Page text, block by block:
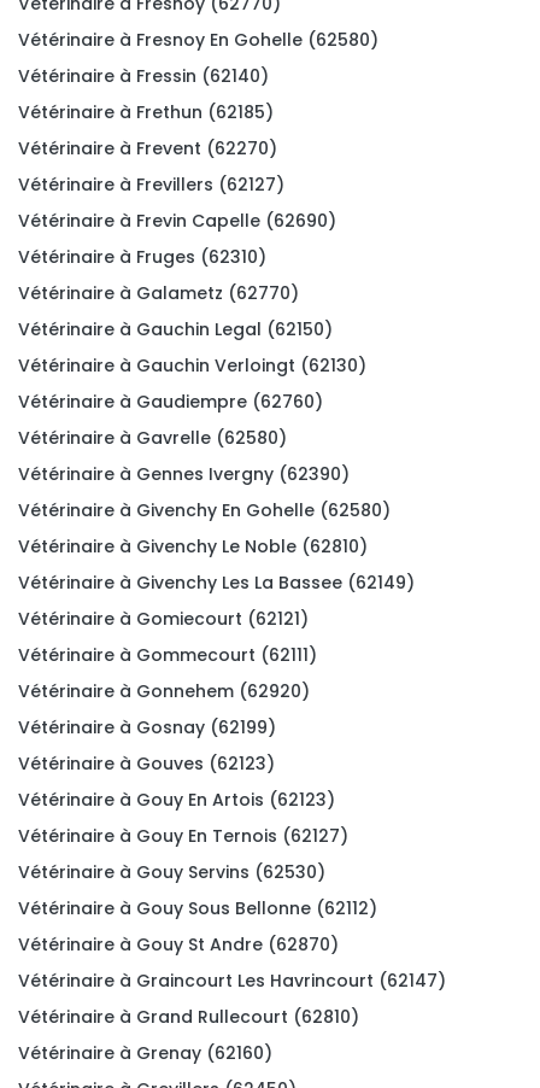
Vétérinaire à Fresnoy En Gohelle (62580)
Vétérinaire à Fressin (62140)
Vétérinaire à Frethun (62185)
Vétérinaire à Frevent (62270)
Vétérinaire à Frevillers (62127)
Vétérinaire à Frevin Capelle (62690)
Vétérinaire à Fruges (62310)
Vétérinaire à Galametz (62770)
Vétérinaire à Gauchin Legal (62150)
Vétérinaire à Gauchin Verloingt (62130)
Vétérinaire à Gaudiempre (62760)
Vétérinaire à Gavrelle (62580)
Vétérinaire à Gennes Ivergny (62390)
Vétérinaire à Givenchy En Gohelle (62580)
Vétérinaire à Givenchy Le Noble (62810)
Vétérinaire à Givenchy Les La Bassee (62149)
Vétérinaire à Gomiecourt (62121)
Vétérinaire à Gommecourt (62111)
Vétérinaire à Gonnehem (62920)
Vétérinaire à Gosnay (62199)
Vétérinaire à Gouves (62123)
Vétérinaire à Gouy En Artois (62123)
Vétérinaire à Gouy En Ternois (62127)
Vétérinaire à Gouy Servins (62530)
Vétérinaire à Gouy Sous Bellonne (62112)
Vétérinaire à Gouy St Andre (62870)
Vétérinaire à Graincourt Les Havrincourt (62147)
Vétérinaire à Grand Rullecourt (62810)
Vétérinaire à Grenay (62160)